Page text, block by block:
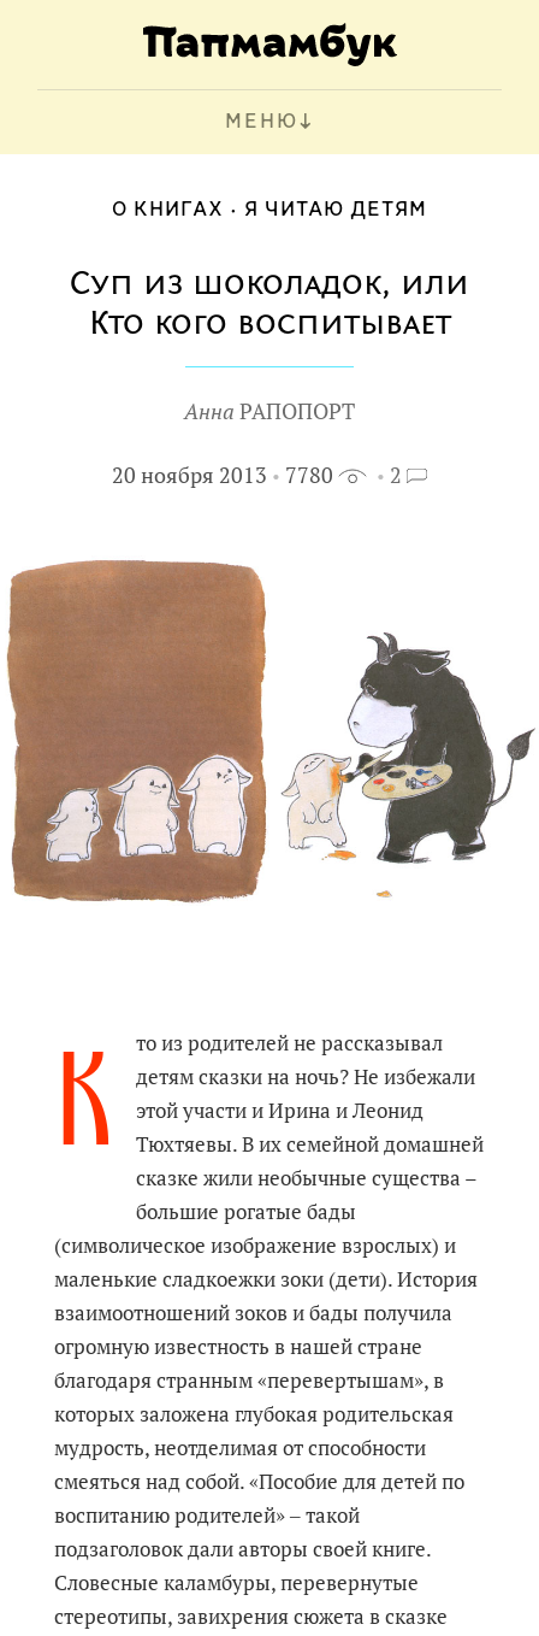
МЕНЮ
О КНИГАХ Я ЧИТАЮ ДЕТЯМ
Суп из шоколадок, или
Кто кого воспитывает
Анна РАПОПОРТ
20 ноября 2013 7780 2
К
то из родителей не рассказывал
детям сказки на ночь? Не избежали
этой участи и Ирина и Леонид
Тюхтяевы. В их семейной домашней
сказке жили необычные существа –
большие рогатые бады
(символическое изображение взрослых) и
маленькие сладкоежки зоки (дети). История
взаимоотношений зоков и бады получила
огромную известность в нашей стране
благодаря странным «перевертышам», в
которых заложена глубокая родительская
мудрость, неотделимая от способности
смеяться над собой. «Пособие для детей по
воспитанию родителей» ‒ такой
подзаголовок дали авторы своей книге.
Словесные каламбуры, перевернутые
стереотипы, завихрения сюжета в сказке